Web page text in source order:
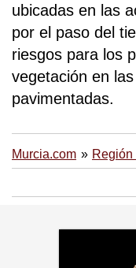
ubicadas en las
por el paso del
riesgos para los
vegetación en
pavimentadas.
Murcia.com Región